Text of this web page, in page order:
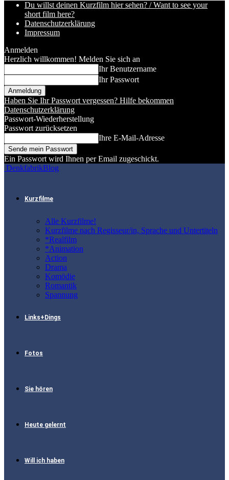
Du willst deinen Kurzfilm hier sehen? / Want to see your
short film here?
Datenschutzerklärung
Impressum
Anmelden
Herzlich willkommen! Melden Sie sich an
Ihr Benutzername
Ihr Passwort
Haben Sie Ihr Passwort vergessen? Hilfe bekommen
Datenschutzerklärung
Passwort-Wiederherstellung
Passwort zurücksetzen
Ihre E-Mail-Adresse
Ein Passwort wird Ihnen per Email zugeschickt.
DenkfabrikBlog
Kurzfilme
Alle Kurzfilme!
Kurzfilme nach Regisseur/in, Sprache und Untertiteln
*Realfilm
*Animation
Action
Drama
Komödie
Romantik
Spannung
Links+Dings
Fotos
Sie hören
Heute gelernt
Will ich haben